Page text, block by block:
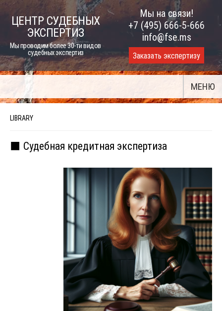
Skip
ЦЕНТР СУДЕБНЫХ
ЭКСПЕРТИЗ
Мы проводим более 30-ти видов
судебных экспертиз
Мы на связи!
+7 (495) 666-5-666
info@fse.ms
Заказать экспертизу
МЕНЮ
LIBRARY
⬛ Судебная кредитная экспертиза